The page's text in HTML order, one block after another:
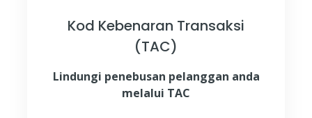
Kod Kebenaran Transaksi
(TAC)
Lindungi penebusan pelanggan anda
melalui TAC